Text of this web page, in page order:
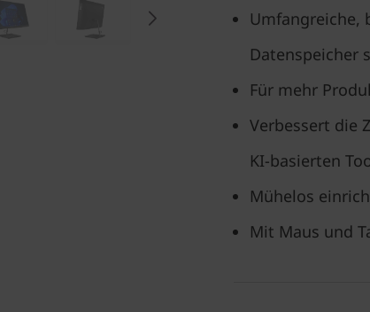
Umfangreiche,
Datenspeicher
Für mehr
Verbessert die
KI-basierten
Mühelos
Mit Maus und